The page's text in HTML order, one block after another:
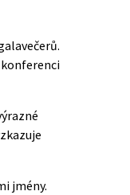
jmény.